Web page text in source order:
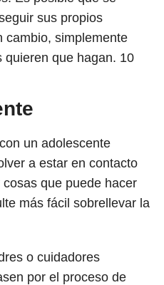
sus propios
cambio, simplemente
quieren que hagan. 10
un adolescente
a estar en contacto
que puede hacer
más fácil sobrellevar la
o cuidadores
por el proceso de